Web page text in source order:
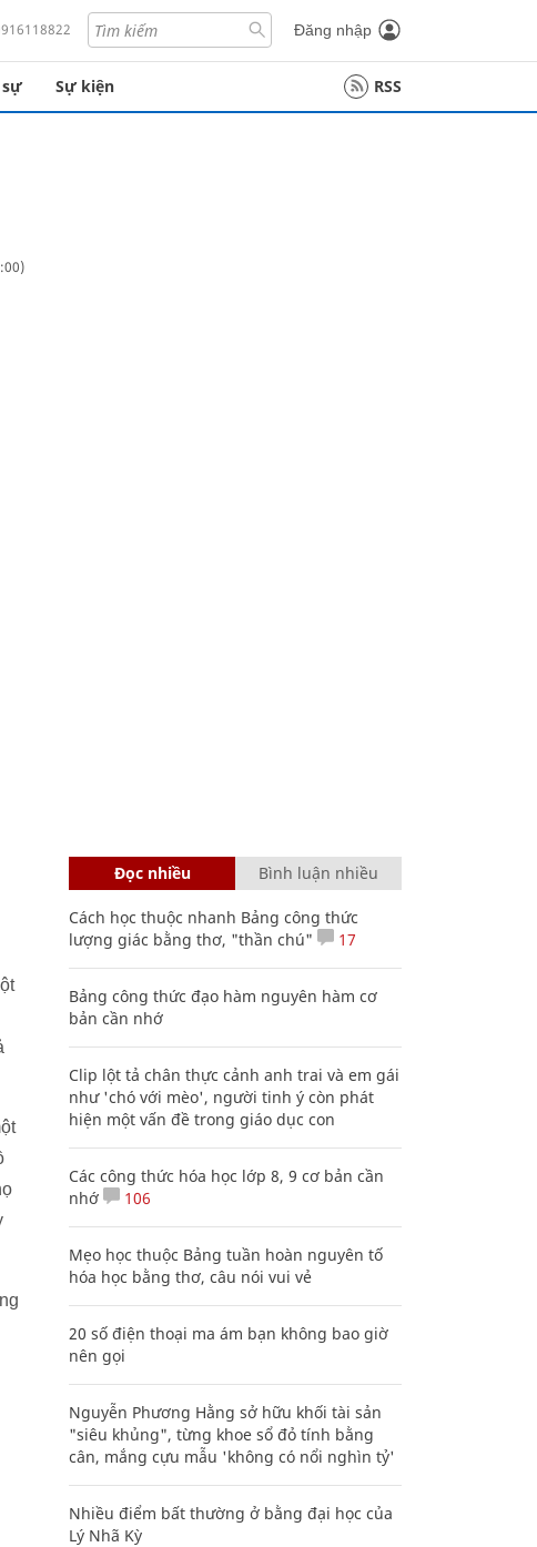
Đăng nhập
sự Sự kiện RSS
Đọc nhiều Bình luận nhiều
Cách học thuộc nhanh Bảng công thức
lượng giác bằng thơ, "thần chú"
17
Bảng công thức đạo hàm nguyên hàm cơ
bản cần nhớ
Clip lột tả chân thực cảnh anh trai và em gái
như 'chó với mèo', người tinh ý còn phát
hiện một vấn đề trong giáo dục con
Các công thức hóa học lớp 8, 9 cơ bản cần
nhớ
106
Mẹo học thuộc Bảng tuần hoàn nguyên tố
hóa học bằng thơ, câu nói vui vẻ
20 số điện thoại ma ám bạn không bao giờ
nên gọi
Nguyễn Phương Hằng sở hữu khối tài sản
"siêu khủng", từng khoe sổ đỏ tính bằng
cân, mắng cựu mẫu 'không có nổi nghìn tỷ'
Nhiều điểm bất thường ở bằng đại học của
Lý Nhã Kỳ